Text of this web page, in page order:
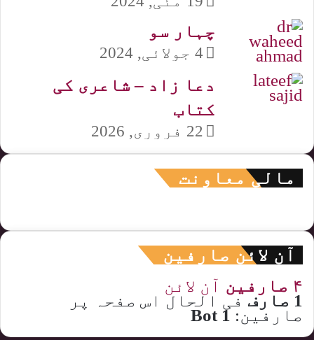
چہار سو
4 جولائی, 2024
دعا زاد – شاعری کی
کتاب
22 فروری, 2026
مالی معاونت
آن لائن صارفین
۴ صارفین آن لائن
1 صارف فی الحال اس صفحہ پر
صارفین: 1 Bot